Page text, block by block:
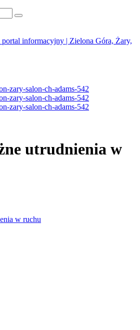
utrudnienia w